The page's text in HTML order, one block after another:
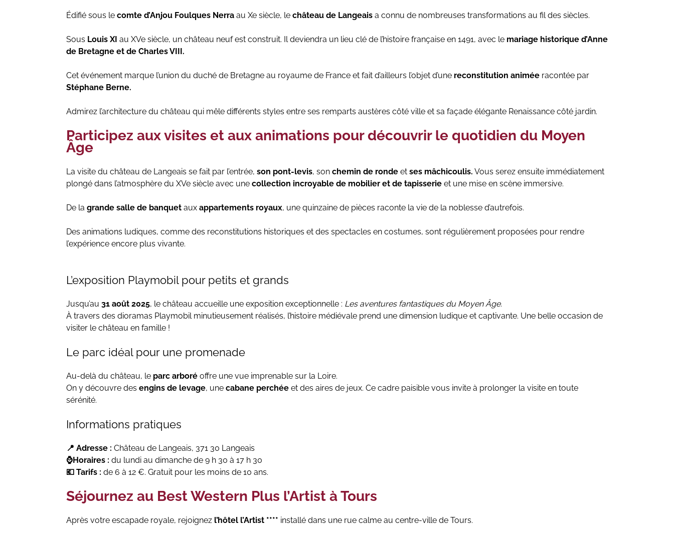
Édifié sous le comte d’Anjou Foulques Nerra au Xe siècle, le château de Langeais a connu de nombreuses transformations au fil des siècles.
Sous Louis XI au XVe siècle, un château neuf est construit. Il deviendra un lieu clé de l’histoire française en 1491, avec le mariage historique d’Anne
de Bretagne et de Charles VIII.
Cet événement marque l’union du duché de Bretagne au royaume de France et fait d’ailleurs l’objet d’une reconstitution animée racontée par
Stéphane Berne.
Admirez l’architecture du château qui mêle différents styles entre ses remparts austères côté ville et sa façade élégante Renaissance côté jardin.
Participez aux visites et aux animations pour découvrir le quotidien du Moyen
Âge
La visite du château de Langeais se fait par l’entrée, son pont-levis, son chemin de ronde et ses mâchicoulis. Vous serez ensuite immédiatement
plongé dans l’atmosphère du XVe siècle avec une collection incroyable de mobilier et de tapisserie et une mise en scène immersive.
De la grande salle de banquet aux appartements royaux, une quinzaine de pièces raconte la vie de la noblesse d’autrefois.
Des animations ludiques, comme des reconstitutions historiques et des spectacles en costumes, sont régulièrement proposées pour rendre
l’expérience encore plus vivante.
L’exposition Playmobil pour petits et grands
Jusqu’au 31 août 2025, le château accueille une exposition exceptionnelle : Les aventures fantastiques du Moyen Âge.
À travers des dioramas Playmobil minutieusement réalisés, l’histoire médiévale prend une dimension ludique et captivante. Une belle occasion de
visiter le château en famille !
Le parc idéal pour une promenade
Au-delà du château, le parc arboré offre une vue imprenable sur la Loire.
On y découvre des engins de levage, une cabane perchée et des aires de jeux. Ce cadre paisible vous invite à prolonger la visite en toute
sérénité.
Informations pratiques
📍 Adresse : Château de Langeais, 371 30 Langeais
⌚Horaires : du lundi au dimanche de 9 h 30 à 17 h 30
💶 Tarifs : de 6 à 12 €. Gratuit pour les moins de 10 ans.
Séjournez au Best Western Plus l’Artist à Tours
Après votre escapade royale, rejoignez l’hôtel l’Artist **** installé dans une rue calme au centre-ville de Tours.